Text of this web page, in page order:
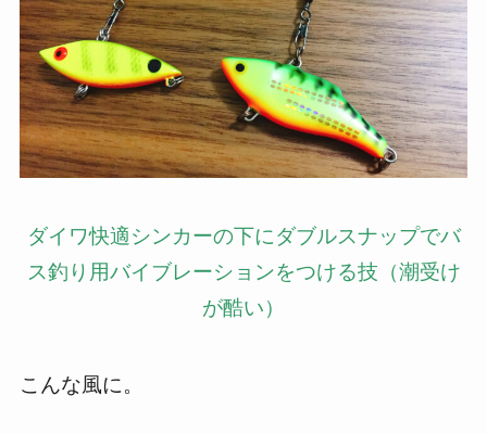
ダイワ快適シンカーの下にダブルスナップでバ
ス釣り用バイブレーションをつける技（潮受け
が酷い）
こんな風に。